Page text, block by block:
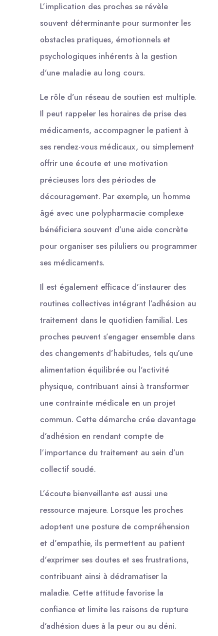
L’implication des proches se révèle
souvent déterminante pour surmonter les
obstacles pratiques, émotionnels et
psychologiques inhérents à la gestion
d’une maladie au long cours.
Le rôle d’un réseau de soutien est multiple.
Il peut rappeler les horaires de prise des
médicaments, accompagner le patient à
ses rendez-vous médicaux, ou simplement
offrir une écoute et une motivation
précieuses lors des périodes de
découragement. Par exemple, un homme
âgé avec une polypharmacie complexe
bénéficiera souvent d’une aide concrète
pour organiser ses piluliers ou programmer
ses médicaments.
Il est également efficace d’instaurer des
routines collectives intégrant l’adhésion au
traitement dans le quotidien familial. Les
proches peuvent s’engager ensemble dans
des changements d’habitudes, tels qu’une
alimentation équilibrée ou l’activité
physique, contribuant ainsi à transformer
une contrainte médicale en un projet
commun. Cette démarche crée davantage
d’adhésion en rendant compte de
l’importance du traitement au sein d’un
collectif soudé.
L’écoute bienveillante est aussi une
ressource majeure. Lorsque les proches
adoptent une posture de compréhension
et d’empathie, ils permettent au patient
d’exprimer ses doutes et ses frustrations,
contribuant ainsi à dédramatiser la
maladie. Cette attitude favorise la
confiance et limite les raisons de rupture
d’adhésion dues à la peur ou au déni.